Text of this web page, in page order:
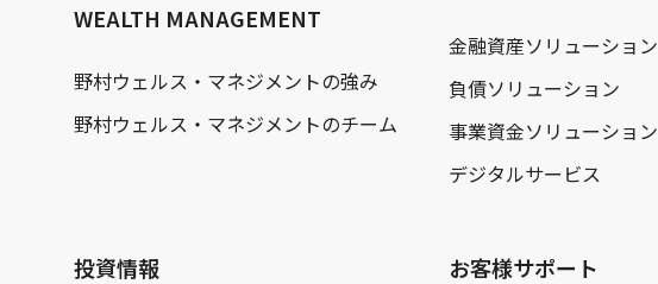
WEALTH MANAGEMENT
野村ウェルス・マネジメントの強み
野村ウェルス・マネジメントのチーム
金融資産ソリューション
負債ソリューション
事業資金ソリューション
デジタルサービス
投資情報 お客様サポート